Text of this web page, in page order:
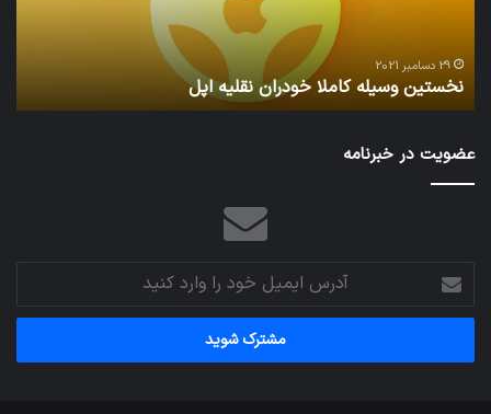
29 دسامبر 2021
نخستین وسیله کاملا خودران نقلیه اپل
عضویت در خبرنامه
آدرس
ایمیل
خود
وارد